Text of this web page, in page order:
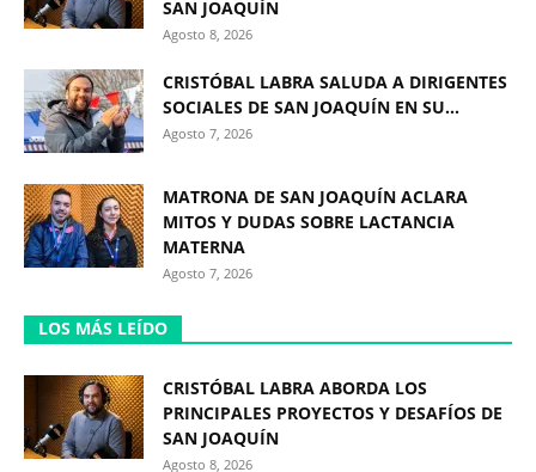
SAN JOAQUÍN
Agosto 8, 2026
CRISTÓBAL LABRA SALUDA A DIRIGENTES
SOCIALES DE SAN JOAQUÍN EN SU...
Agosto 7, 2026
MATRONA DE SAN JOAQUÍN ACLARA
MITOS Y DUDAS SOBRE LACTANCIA
MATERNA
Agosto 7, 2026
LOS MÁS LEÍDO
CRISTÓBAL LABRA ABORDA LOS
PRINCIPALES PROYECTOS Y DESAFÍOS DE
SAN JOAQUÍN
Agosto 8, 2026